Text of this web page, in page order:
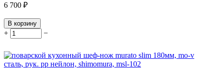
6 700 ₽
В корзину
+ −